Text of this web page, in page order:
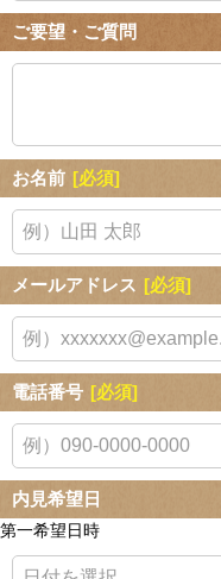
ご要望・ご質問
お名前 [必須]
メールアドレス [必須]
電話番号 [必須]
内見希望日
第一希望日時